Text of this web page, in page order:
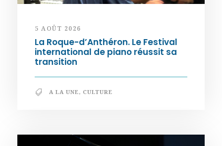
5 AOÛT 2026
La Roque-d’Anthéron. Le Festival
international de piano réussit sa
transition
A LA UNE, CULTURE